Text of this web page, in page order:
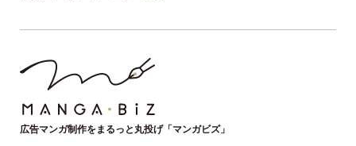
広告マンガ制作をまるっと丸投げ「マンガビズ」